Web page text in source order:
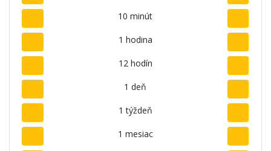
10 minút
1 hodina
12 hodín
1 deň
1 týždeň
1 mesiac